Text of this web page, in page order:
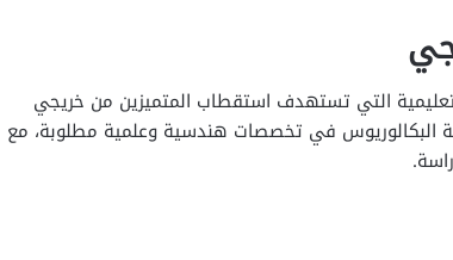
التي تستهدف استقطاب المتميزين من خريجي
البكالوريوس في تخصصات هندسية وعلمية مطلوبة، مع